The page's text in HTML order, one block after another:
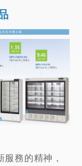
務的精神，